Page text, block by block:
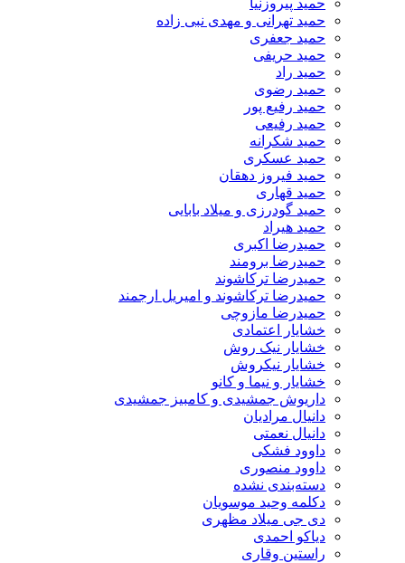
حمید پیروزنیا
حمید تهرانی و مهدی نبی زاده
حمید جعفری
حمید حریفی
حمید راد
حمید رضوی
حمید رفیع پور
حمید رفیعی
حمید شکرانه
حمید عسکری
حمید فیروز دهقان
حمید قهاری
حمید گودرزی و میلاد بابایی
حمید هیراد
حمیدرضا اکبری
حمیدرضا برومند
حمیدرضا ترکاشوند
حمیدرضا ترکاشوند و امیریل ارجمند
حمیدرضا مازوچی
خشایار اعتمادی
خشایار نیک روش
خشایار نیکروش
خشایار و نیما و کانو
داریوش جمشیدی و کامبیز جمشیدی
دانیال مرادیان
دانیال نعمتی
داوود فشکی
داوود منصوری
دسته‌بندی نشده
دکلمه وحید موسویان
دی جی میلاد مظهری
دیاکو احمدی
راستین وقاری